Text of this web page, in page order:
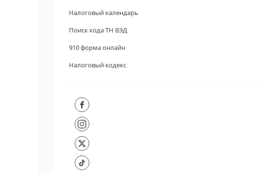
Налоговый календарь
Поиск кода ТН ВЭД
910 форма онлайн
Налоговый кодекс